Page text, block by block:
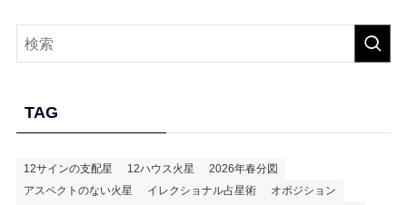
TAG
12サインの支配星 12ハウス火星
2026年春分図
アスペクトのない火星
イレクショナル占星術 オポジション